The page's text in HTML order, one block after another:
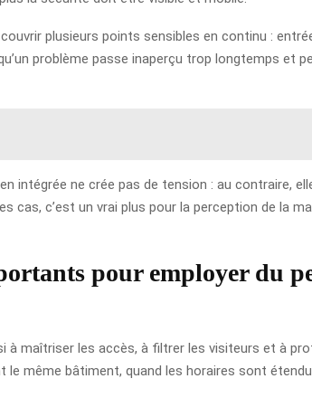
plusieurs points sensibles en continu :
problème passe inaperçu trop longtemps et
intégrée ne crée pas de tension : au contraire,
cas, c’est un vrai plus pour la perception de la
pour employer du
à maîtriser les accès, à filtrer les visiteurs et à
même bâtiment, quand les horaires sont